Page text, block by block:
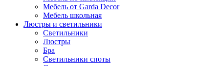
Мебель от Garda Decor
Мебель школьная
Люстры и светильники
Светильники
Люстры
Бра
Светильники споты